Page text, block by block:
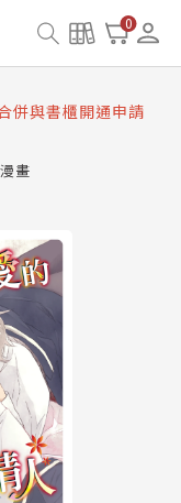
0
明及資產合併結果
護中，本站同步暫
併與書櫃開通申請
開通與資產合併申
護中，本站同步暫
畫